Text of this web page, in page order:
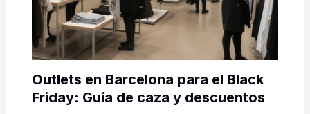
Outlets en Barcelona para el Black
Friday: Guía de caza y descuentos